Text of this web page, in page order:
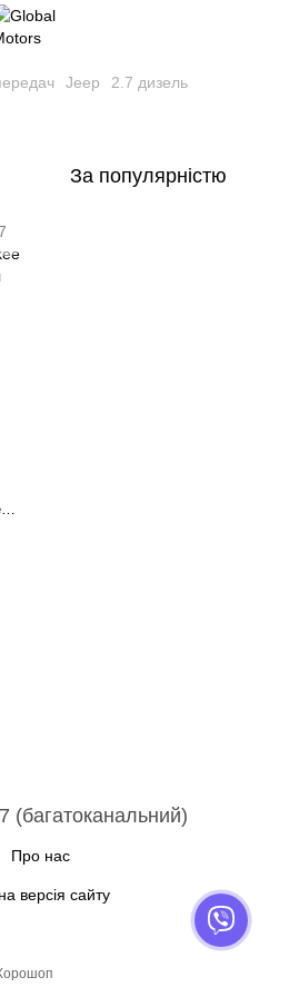
Jeep 2.7 дизель
За популярністю
(багатоканальний)
Про нас
версія сайту